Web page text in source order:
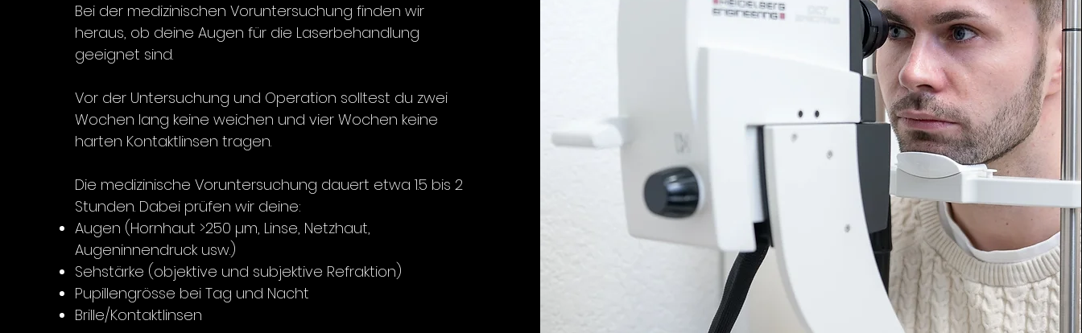
Bei der medizinischen Voruntersuchung finden wir
heraus, ob deine Augen für die Laserbehandlung
geeignet sind.
Vor der Untersuchung und Operation solltest du zwei
Wochen lang keine weichen und vier Wochen keine
harten Kontaktlinsen tragen.
Die medizinische Voruntersuchung dauert etwa 1.5 bis 2
Stunden. Dabei prüfen wir deine:
Augen (Hornhaut >250 µm, Linse, Netzhaut,
Augeninnendruck usw.)
Sehstärke (objektive und subjektive Refraktion)
Pupillengrösse bei Tag und Nacht
Brille/Kontaktlinsen